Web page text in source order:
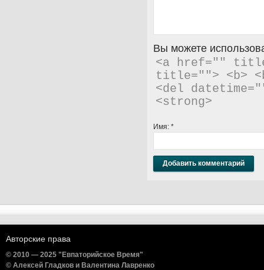
Вы можете
<a href=""
title=""> <b>
<del
<strong>
Имя: *
Авторские права
© 2010 — 2025 "Евпаторийское Время"
© Алексей Гладков и Валентина Лавренко